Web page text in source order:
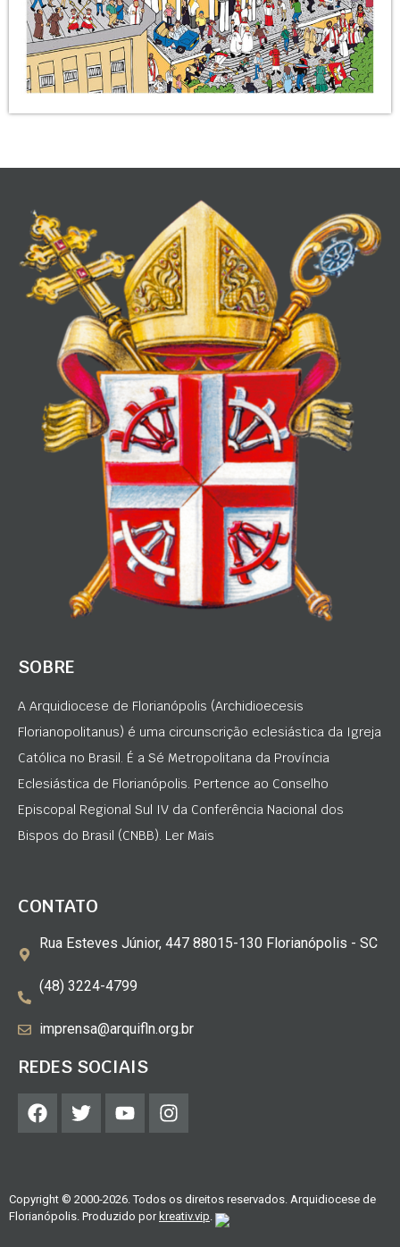
SOBRE
A Arquidiocese de Florianópolis (Archidioecesis
Florianopolitanus) é uma circunscrição eclesiástica da Igreja
Católica no Brasil. É a Sé Metropolitana da Província
Eclesiástica de Florianópolis. Pertence ao Conselho
Episcopal Regional Sul IV da Conferência Nacional dos
Bispos do Brasil (CNBB). Ler Mais
CONTATO
Rua Esteves Júnior, 447 88015-130 Florianópolis - SC
(48) 3224-4799
imprensa@arquifln.org.br
REDES SOCIAIS
Copyright © 2000-2026. Todos os direitos reservados. Arquidiocese de
Florianópolis. Produzido por kreativ.vip.